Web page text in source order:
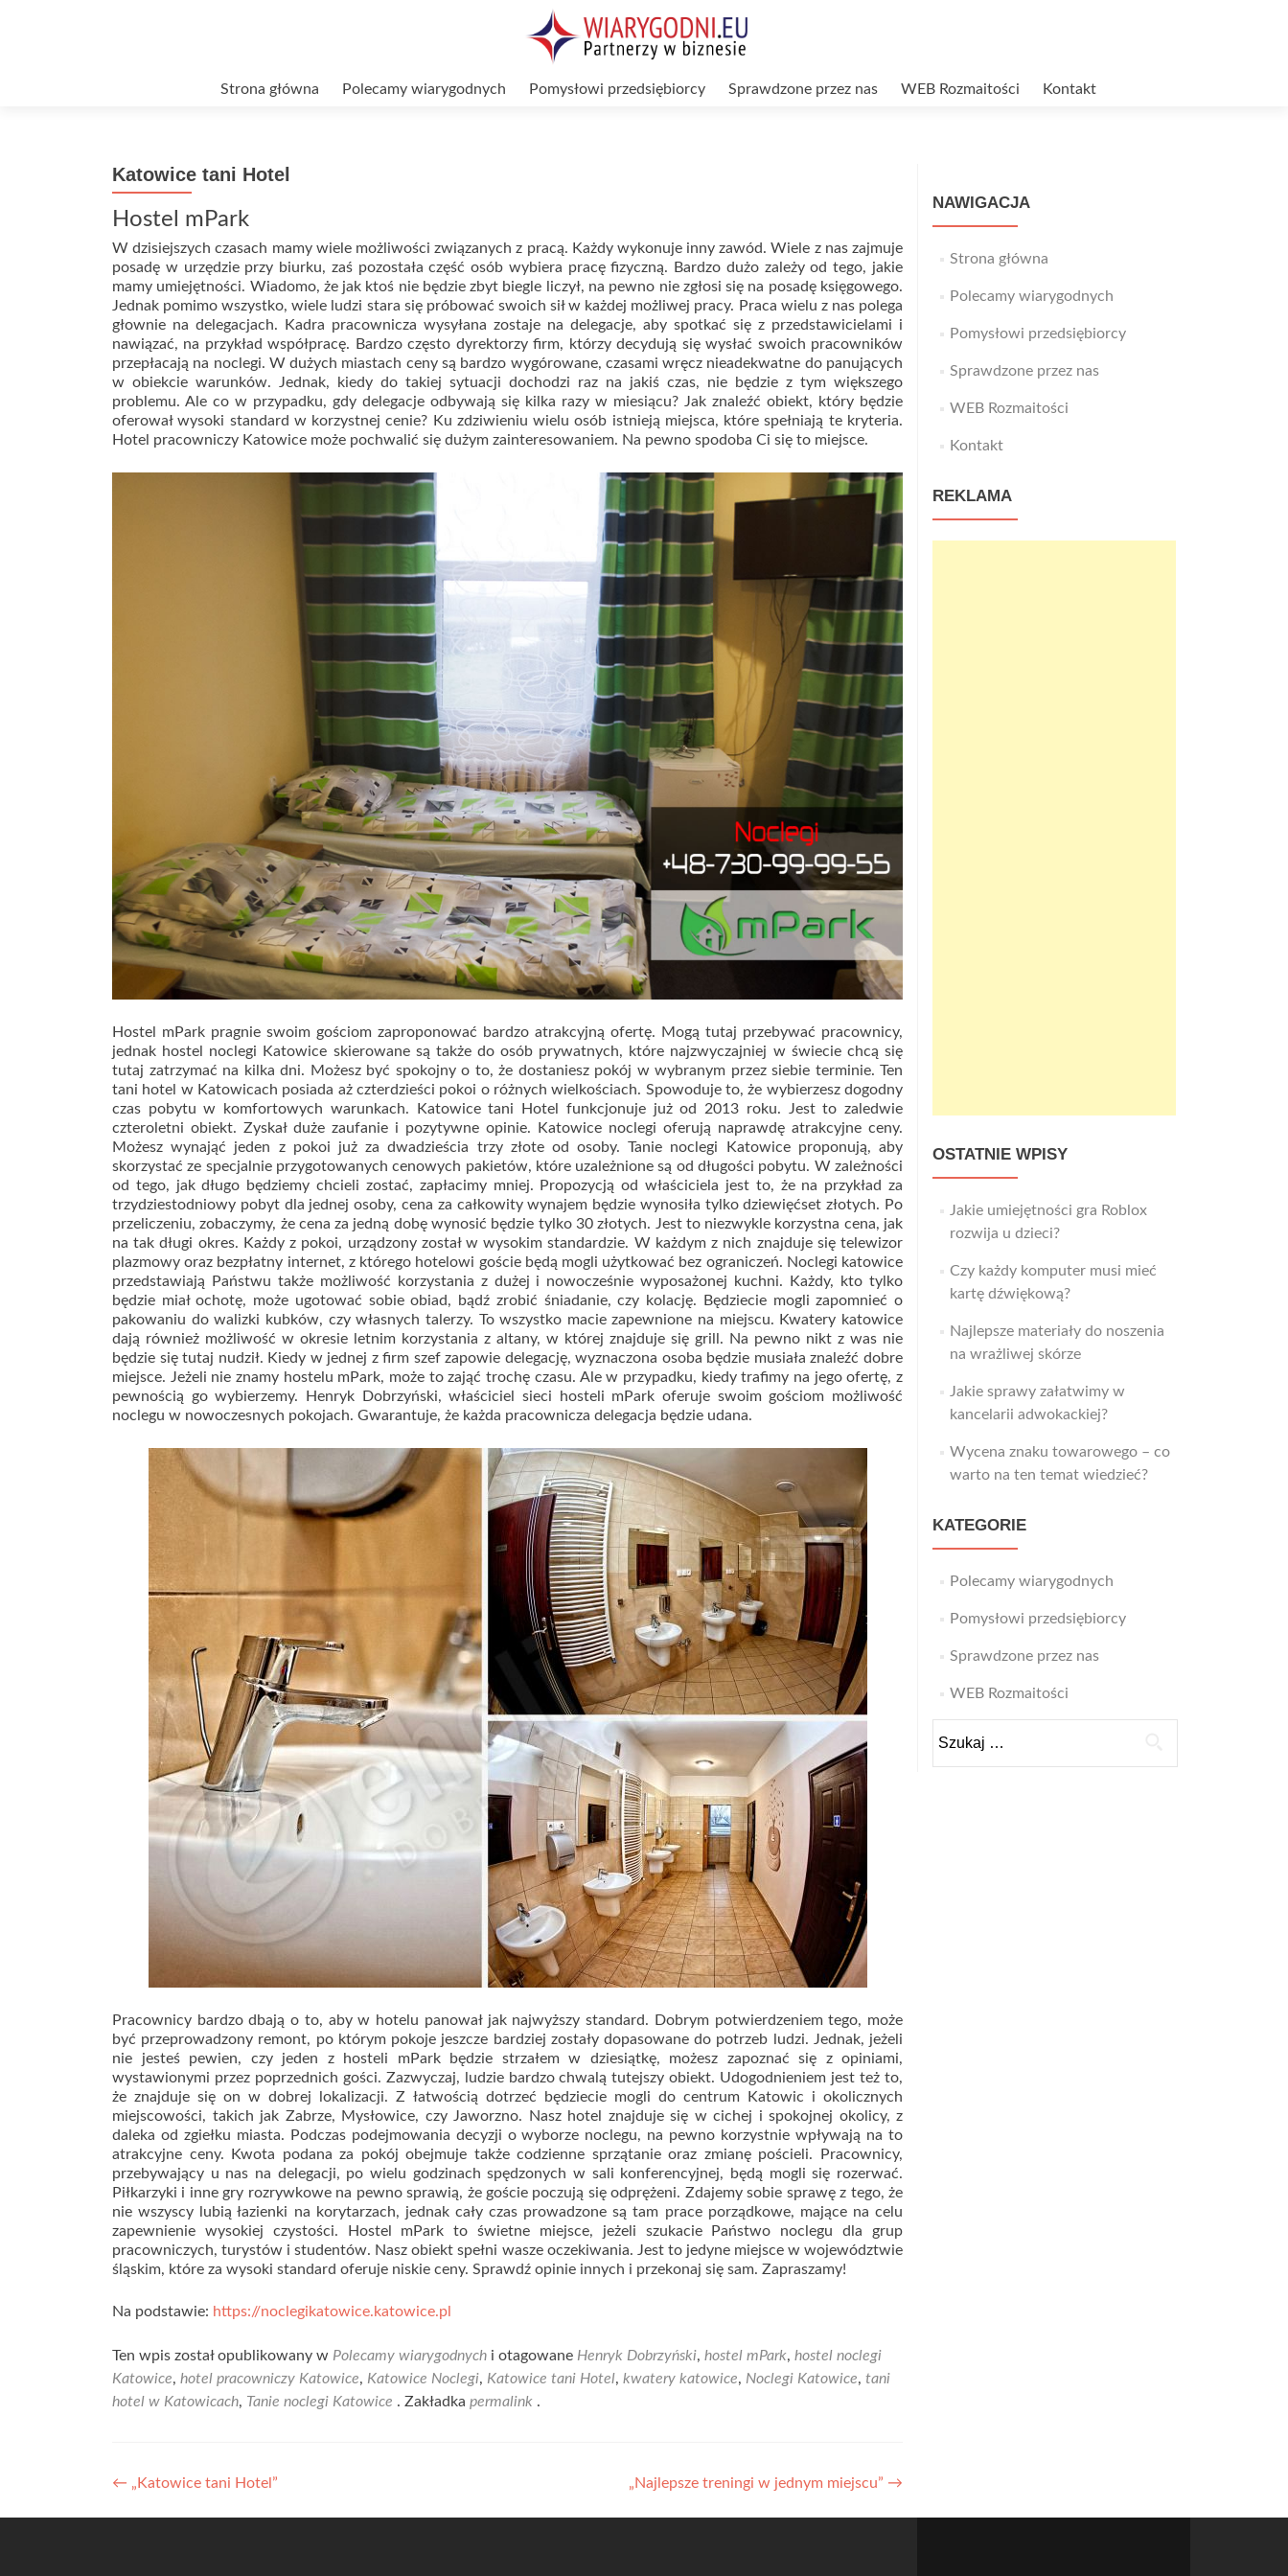
Strona główna Polecamy wiarygodnych Pomysłowi przedsiębiorcy Sprawdzone przez nas WEB Rozmaitości Kontakt
Katowice tani Hotel
Hostel mPark
W dzisiejszych czasach mamy wiele możliwości związanych z pracą. Każdy wykonuje inny zawód. Wiele z nas zajmuje
posadę w urzędzie przy biurku, zaś pozostała część osób wybiera pracę fizyczną. Bardzo dużo zależy od tego, jakie
mamy umiejętności. Wiadomo, że jak ktoś nie będzie zbyt biegle liczył, na pewno nie zgłosi się na posadę księgowego.
Jednak pomimo wszystko, wiele ludzi stara się próbować swoich sił w każdej możliwej pracy. Praca wielu z nas polega
głownie na delegacjach. Kadra pracownicza wysyłana zostaje na delegacje, aby spotkać się z przedstawicielami i
nawiązać, na przykład współpracę. Bardzo często dyrektorzy firm, którzy decydują się wysłać swoich pracowników
przepłacają na noclegi. W dużych miastach ceny są bardzo wygórowane, czasami wręcz nieadekwatne do panujących
w obiekcie warunków. Jednak, kiedy do takiej sytuacji dochodzi raz na jakiś czas, nie będzie z tym większego
problemu. Ale co w przypadku, gdy delegacje odbywają się kilka razy w miesiącu? Jak znaleźć obiekt, który będzie
oferował wysoki standard w korzystnej cenie? Ku zdziwieniu wielu osób istnieją miejsca, które spełniają te kryteria.
Hotel pracowniczy Katowice może pochwalić się dużym zainteresowaniem. Na pewno spodoba Ci się to miejsce.
Hostel mPark pragnie swoim gościom zaproponować bardzo atrakcyjną ofertę. Mogą tutaj przebywać pracownicy,
jednak hostel noclegi Katowice skierowane są także do osób prywatnych, które najzwyczajniej w świecie chcą się
tutaj zatrzymać na kilka dni. Możesz być spokojny o to, że dostaniesz pokój w wybranym przez siebie terminie. Ten
tani hotel w Katowicach posiada aż czterdzieści pokoi o różnych wielkościach. Spowoduje to, że wybierzesz dogodny
czas pobytu w komfortowych warunkach. Katowice tani Hotel funkcjonuje już od 2013 roku. Jest to zaledwie
czteroletni obiekt. Zyskał duże zaufanie i pozytywne opinie. Katowice noclegi oferują naprawdę atrakcyjne ceny.
Możesz wynająć jeden z pokoi już za dwadzieścia trzy złote od osoby. Tanie noclegi Katowice proponują, aby
skorzystać ze specjalnie przygotowanych cenowych pakietów, które uzależnione są od długości pobytu. W zależności
od tego, jak długo będziemy chcieli zostać, zapłacimy mniej. Propozycją od właściciela jest to, że na przykład za
trzydziestodniowy pobyt dla jednej osoby, cena za całkowity wynajem będzie wynosiła tylko dziewięćset złotych. Po
przeliczeniu, zobaczymy, że cena za jedną dobę wynosić będzie tylko 30 złotych. Jest to niezwykle korzystna cena, jak
na tak długi okres. Każdy z pokoi, urządzony został w wysokim standardzie. W każdym z nich znajduje się telewizor
plazmowy oraz bezpłatny internet, z którego hotelowi goście będą mogli użytkować bez ograniczeń. Noclegi katowice
przedstawiają Państwu także możliwość korzystania z dużej i nowocześnie wyposażonej kuchni. Każdy, kto tylko
będzie miał ochotę, może ugotować sobie obiad, bądź zrobić śniadanie, czy kolację. Będziecie mogli zapomnieć o
pakowaniu do walizki kubków, czy własnych talerzy. To wszystko macie zapewnione na miejscu. Kwatery katowice
dają również możliwość w okresie letnim korzystania z altany, w której znajduje się grill. Na pewno nikt z was nie
będzie się tutaj nudził. Kiedy w jednej z firm szef zapowie delegację, wyznaczona osoba będzie musiała znaleźć dobre
miejsce. Jeżeli nie znamy hostelu mPark, może to zająć trochę czasu. Ale w przypadku, kiedy trafimy na jego ofertę, z
pewnością go wybierzemy. Henryk Dobrzyński, właściciel sieci hosteli mPark oferuje swoim gościom możliwość
noclegu w nowoczesnych pokojach. Gwarantuje, że każda pracownicza delegacja będzie udana.
Pracownicy bardzo dbają o to, aby w hotelu panował jak najwyższy standard. Dobrym potwierdzeniem tego, może
być przeprowadzony remont, po którym pokoje jeszcze bardziej zostały dopasowane do potrzeb ludzi. Jednak, jeżeli
nie jesteś pewien, czy jeden z hosteli mPark będzie strzałem w dziesiątkę, możesz zapoznać się z opiniami,
wystawionymi przez poprzednich gości. Zazwyczaj, ludzie bardzo chwalą tutejszy obiekt. Udogodnieniem jest też to,
że znajduje się on w dobrej lokalizacji. Z łatwością dotrzeć będziecie mogli do centrum Katowic i okolicznych
miejscowości, takich jak Zabrze, Mysłowice, czy Jaworzno. Nasz hotel znajduje się w cichej i spokojnej okolicy, z
daleka od zgiełku miasta. Podczas podejmowania decyzji o wyborze noclegu, na pewno korzystnie wpływają na to
atrakcyjne ceny. Kwota podana za pokój obejmuje także codzienne sprzątanie oraz zmianę pościeli. Pracownicy,
przebywający u nas na delegacji, po wielu godzinach spędzonych w sali konferencyjnej, będą mogli się rozerwać.
Piłkarzyki i inne gry rozrywkowe na pewno sprawią, że goście poczują się odprężeni. Zdajemy sobie sprawę z tego, że
nie wszyscy lubią łazienki na korytarzach, jednak cały czas prowadzone są tam prace porządkowe, mające na celu
zapewnienie wysokiej czystości. Hostel mPark to świetne miejsce, jeżeli szukacie Państwo noclegu dla grup
pracowniczych, turystów i studentów. Nasz obiekt spełni wasze oczekiwania. Jest to jedyne miejsce w województwie
śląskim, które za wysoki standard oferuje niskie ceny. Sprawdź opinie innych i przekonaj się sam. Zapraszamy!
Na podstawie: https://noclegikatowice.katowice.pl
Ten wpis został opublikowany w Polecamy wiarygodnych i otagowane Henryk Dobrzyński, hostel mPark, hostel noclegi
Katowice, hotel pracowniczy Katowice, Katowice Noclegi, Katowice tani Hotel, kwatery katowice, Noclegi Katowice, tani
hotel w Katowicach, Tanie noclegi Katowice . Zakładka permalink .
Nawigacja
wpisu
← „Katowice tani Hotel” „Najlepsze treningi w jednym miejscu” →
NAWIGACJA
Strona główna
Polecamy wiarygodnych
Pomysłowi przedsiębiorcy
Sprawdzone przez nas
WEB Rozmaitości
Kontakt
REKLAMA
OSTATNIE WPISY
Jakie umiejętności gra Roblox
rozwija u dzieci?
Czy każdy komputer musi mieć
kartę dźwiękową?
Najlepsze materiały do noszenia
na wrażliwej skórze
Jakie sprawy załatwimy w
kancelarii adwokackiej?
Wycena znaku towarowego – co
warto na ten temat wiedzieć?
KATEGORIE
Polecamy wiarygodnych
Pomysłowi przedsiębiorcy
Sprawdzone przez nas
WEB Rozmaitości